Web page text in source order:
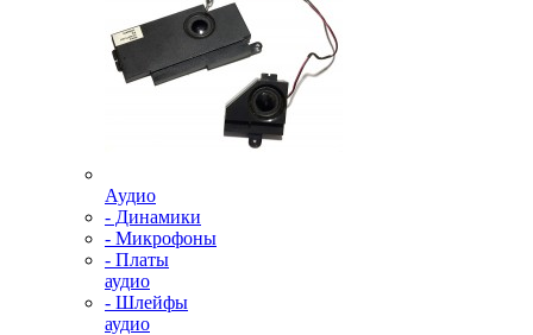
Аудио
- Динамики
- Микрофоны
- Платы
аудио
- Шлейфы
аудио